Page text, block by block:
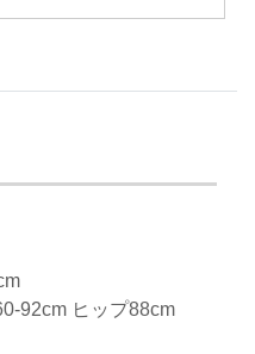
92cm ヒップ88cm